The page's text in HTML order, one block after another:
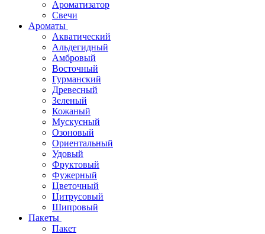
Ароматизатор
Свечи
Ароматы
Акватический
Альдегидный
Амбровый
Восточный
Гурманский
Древесный
Зеленый
Кожаный
Мускусный
Озоновый
Ориентальный
Удовый
Фруктовый
Фужерный
Цветочный
Цитрусовый
Шипровый
Пакеты
Пакет